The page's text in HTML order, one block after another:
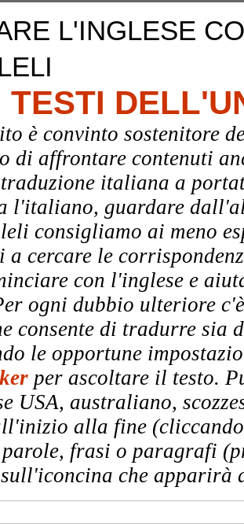
L'INGLESE
TESTI
è convinto sostenitore
di affrontare contenuti
italiana a
l'italiano, guardare
consigliamo ai meno
a cercare le
con l'inglese e
ogni dubbio ulteriore
consente di tradurre
le opportune
per ascoltare il testo.
USA, australiano,
alla fine
frasi o paragrafi
che apparirà